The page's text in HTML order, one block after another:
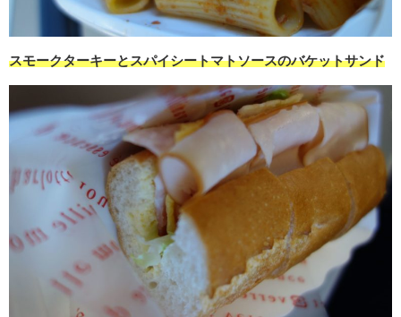
スモークターキーとスパイシートマトソースのバケットサンド